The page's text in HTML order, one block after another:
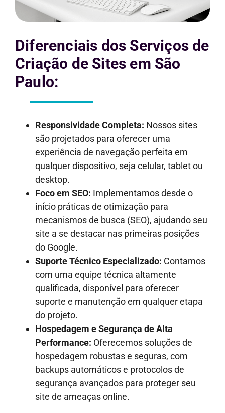
Diferenciais dos Serviços de
Criação de Sites em São
Paulo:
Responsividade Completa: Nossos sites
são projetados para oferecer uma
experiência de navegação perfeita em
qualquer dispositivo, seja celular, tablet ou
desktop.
Foco em SEO: Implementamos desde o
início práticas de otimização para
mecanismos de busca (SEO), ajudando seu
site a se destacar nas primeiras posições
do Google.
Suporte Técnico Especializado: Contamos
com uma equipe técnica altamente
qualificada, disponível para oferecer
suporte e manutenção em qualquer etapa
do projeto.
Hospedagem e Segurança de Alta
Performance: Oferecemos soluções de
hospedagem robustas e seguras, com
backups automáticos e protocolos de
segurança avançados para proteger seu
site de ameaças online.